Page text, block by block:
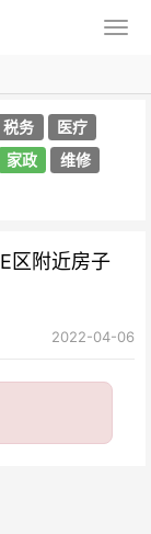
税务
医疗
家政
维修
区附近房子
2022-04-06